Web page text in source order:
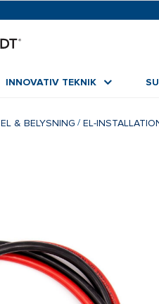
INNOVATIV TEKNIK
EL & BELYSNING EL-